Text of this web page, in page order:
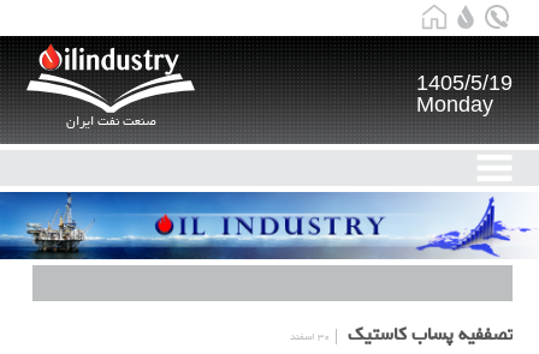
صنعت نفت ایران
1405/5/19
Monday
تصففیه پساب کاستیک ۳۰ اسفند